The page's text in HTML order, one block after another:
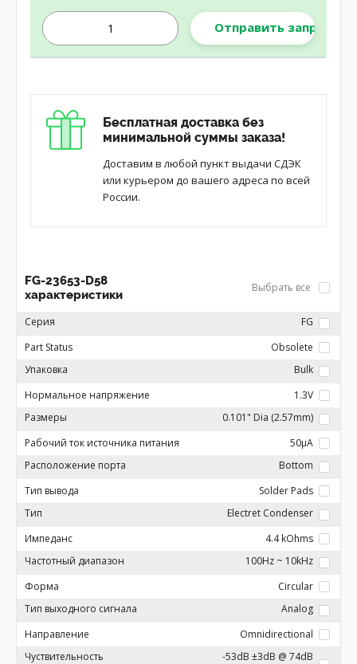
Отправить запрос
Бесплатная доставка без
минимальной суммы заказа!
Доставим в любой пункт выдачи СДЭК
или курьером до вашего адреса по всей
России.
FG-23653-D58
характеристики
Выбрать все
Серия
FG
Part Status
Obsolete
Упаковка
Bulk
Нормальное напряжение
1.3V
Размеры
0.101" Dia (2.57mm)
Рабочий ток источника питания
50µA
Расположение порта
Bottom
Тип вывода
Solder Pads
Тип
Electret Condenser
Импеданс
4.4 kOhms
Частотный диапазон
100Hz ~ 10kHz
Форма
Circular
Тип выходного сигнала
Analog
Направление
Omnidirectional
Чуствительность
-53dB ±3dB @ 74dB